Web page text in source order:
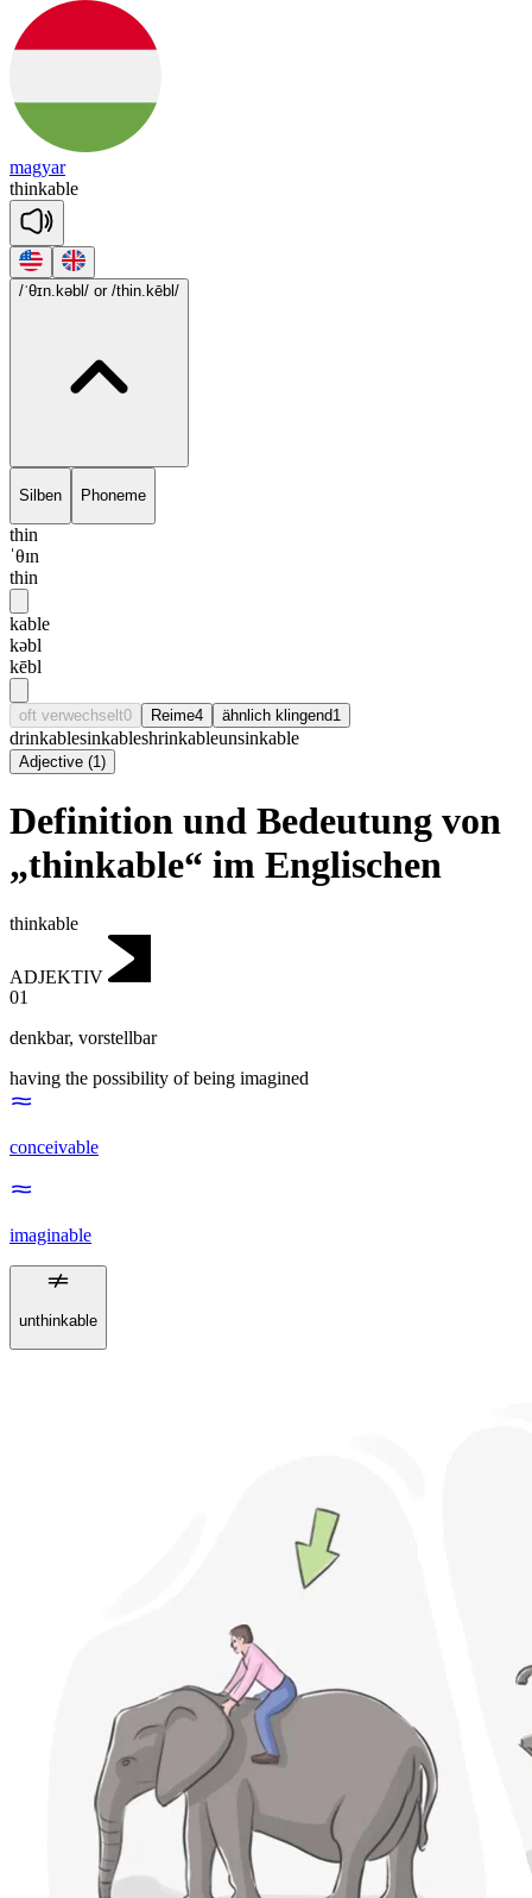
magyar
thinkable
/ˈθɪn.kəbl/ or /thin.kēbl/
Silben Phoneme
thin
ˈθɪn
thin
kable
kəbl
kēbl
oft verwechselt0 Reime4 ähnlich klingend1
drinkablesinkableshrinkableunsinkable
Adjective (1)
Definition und Bedeutung von
„thinkable“ im Englischen
thinkable
ADJEKTIV
01
denkbar, vorstellbar
having the possibility of being imagined
conceivable
imaginable
unthinkable